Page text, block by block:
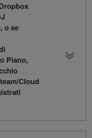
o se
Piano,
Cloud